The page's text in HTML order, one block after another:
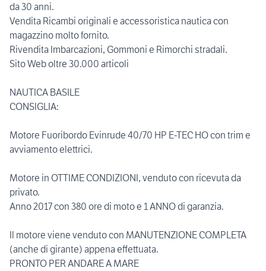
da 30 anni.
Vendita Ricambi originali e accessoristica nautica con
magazzino molto fornito.
Rivendita Imbarcazioni, Gommoni e Rimorchi stradali.
Sito Web oltre 30.000 articoli
NAUTICA BASILE
CONSIGLIA:
Motore Fuoribordo Evinrude 40/70 HP E-TEC HO con trim e
avviamento elettrici.
Motore in OTTIME CONDIZIONI, venduto con ricevuta da
privato.
Anno 2017 con 380 ore di moto e 1 ANNO di garanzia.
Il motore viene venduto con MANUTENZIONE COMPLETA
(anche di girante) appena effettuata.
PRONTO PER ANDARE A MARE